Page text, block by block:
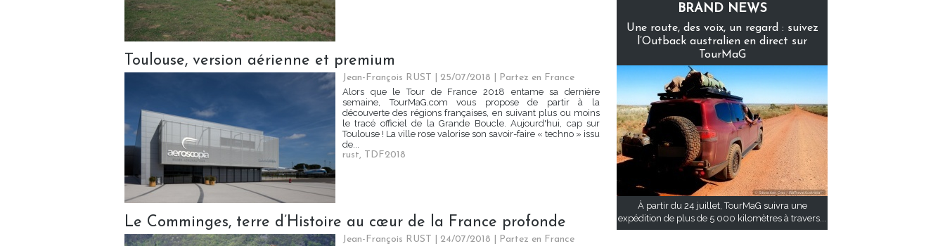
Toulouse, version aérienne et premium
Jean-François RUST | 25/07/2018
Partez en France
Alors que le Tour de France 2018 entame sa dernière
semaine, TourMaG.com vous propose de partir à la
découverte des régions françaises, en suivant plus ou moins
le tracé officiel de la Grande Boucle. Aujourd'hui, cap sur
Toulouse ! La ville rose valorise son savoir-faire « techno » issu
de...
rust, TDF2018
Le Comminges, terre d’Histoire au cœur de la France profonde
Jean-François RUST | 24/07/2018
Partez en France
BRAND NEWS
Une route, des voix, un regard : suivez
l’Outback australien en direct sur
TourMaG
À partir du 24 juillet, TourMaG suivra une
expédition de plus de 5 000 kilomètres à travers...